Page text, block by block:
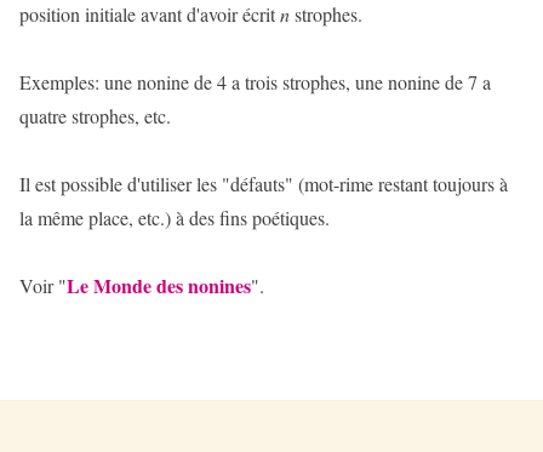
position initiale avant d'avoir écritnstrophes.
Exemples: une nonine de 4 a trois strophes, une nonine de 7 a
quatre strophes, etc.
Il est possible d'utiliser les "défauts" (mot-rime restant toujours à
la même place, etc.) à des fins poétiques.
Voir "Le Monde des nonines".